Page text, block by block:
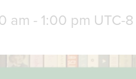
am - 1:00 pm UTC-8